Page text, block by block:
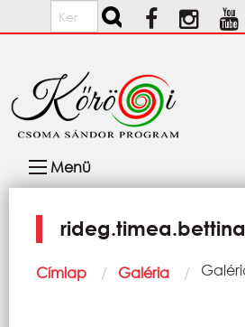
Ugrás a tartalomra
Keresés
navigáció
Menü
Morzsa
Címlap Galéria